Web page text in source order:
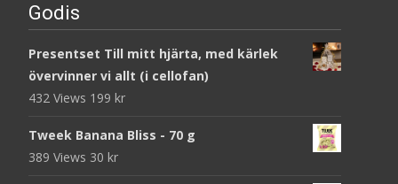
Godis
Presentset Till mitt hjärta, med kärlek
övervinner vi allt (i cellofan)
432 Views 199 kr
Tweek Banana Bliss - 70 g
389 Views 30 kr